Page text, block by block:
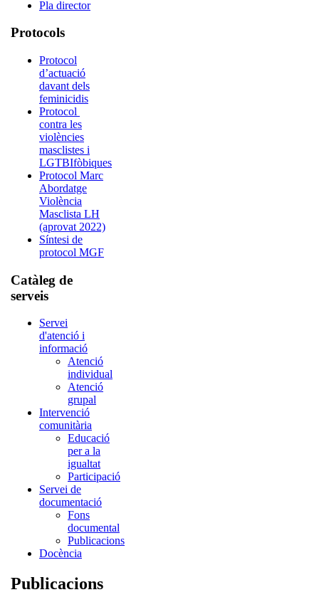
Pla director
Protocols
Protocol
d’actuació
davant dels
feminicidis
Protocol
contra les
violències
masclistes i
LGTBIfòbiques
Protocol Marc
Abordatge
Violència
Masclista LH
(aprovat 2022)
Síntesi de
protocol MGF
Catàleg de
serveis
Servei
d'atenció i
informació
Atenció
individual
Atenció
grupal
Intervenció
comunitària
Educació
per a la
igualtat
Participació
Servei de
documentació
Fons
documental
Publicacions
Docència
Publicacions